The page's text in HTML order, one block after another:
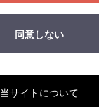
同意しない
当サイトについて